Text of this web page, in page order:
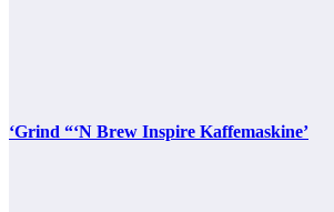
‘Grind “‘N Brew Inspire Kaffemaskine’